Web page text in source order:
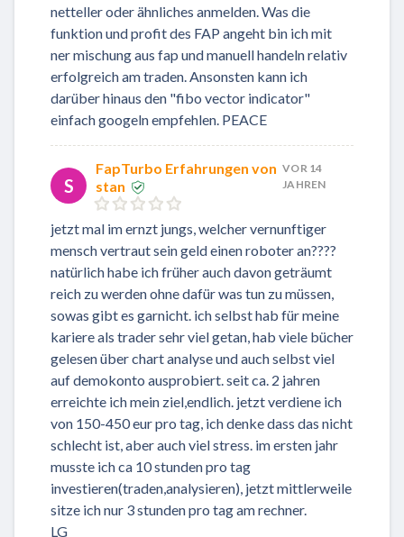
netteller oder ähnliches anmelden. Was die
funktion und profit des FAP angeht bin ich mit
ner mischung aus fap und manuell handeln relativ
erfolgreich am traden. Ansonsten kann ich
darüber hinaus den "fibo vector indicator"
einfach googeln empfehlen. PEACE
S
FapTurbo Erfahrungen von
stan
VOR 14
JAHREN
jetzt mal im ernzt jungs, welcher vernunftiger
mensch vertraut sein geld einen roboter an????
natürlich habe ich früher auch davon geträumt
reich zu werden ohne dafür was tun zu müssen,
sowas gibt es garnicht. ich selbst hab für meine
kariere als trader sehr viel getan, hab viele bücher
gelesen über chart analyse und auch selbst viel
auf demokonto ausprobiert. seit ca. 2 jahren
erreichte ich mein ziel,endlich. jetzt verdiene ich
von 150-450 eur pro tag, ich denke dass das nicht
schlecht ist, aber auch viel stress. im ersten jahr
musste ich ca 10 stunden pro tag
investieren(traden,analysieren), jetzt mittlerweile
sitze ich nur 3 stunden pro tag am rechner.
LG